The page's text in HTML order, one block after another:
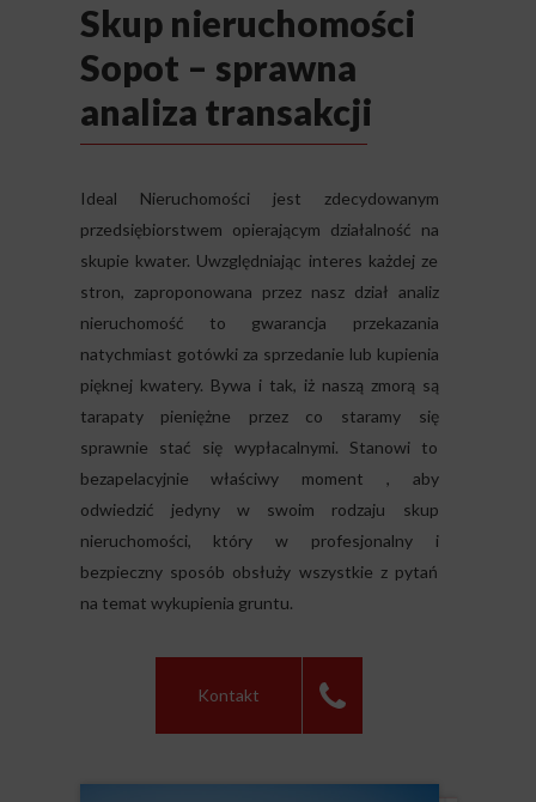
Skup nieruchomości
Sopot – sprawna
analiza transakcji
Ideal Nieruchomości jest zdecydowanym
przedsiębiorstwem opierającym działalność na
skupie kwater. Uwzględniając interes każdej ze
stron, zaproponowana przez nasz dział analiz
nieruchomość to gwarancja przekazania
natychmiast gotówki za sprzedanie lub kupienia
pięknej kwatery. Bywa i tak, iż naszą zmorą są
tarapaty pieniężne przez co staramy się
sprawnie stać się wypłacalnymi. Stanowi to
bezapelacyjnie właściwy moment , aby
odwiedzić jedyny w swoim rodzaju skup
nieruchomości, który w profesjonalny i
bezpieczny sposób obsłuży wszystkie z pytań
na temat wykupienia gruntu.
Kontakt